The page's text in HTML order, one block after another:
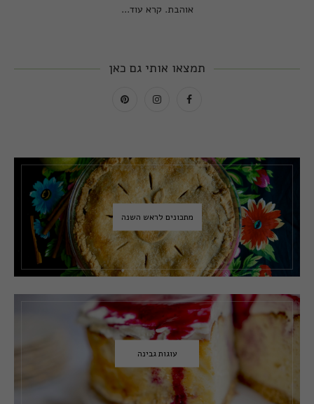
אוהבת. קרא עוד...
תמצאו אותי גם כאן
מתכונים לראש השנה
עוגות גבינה